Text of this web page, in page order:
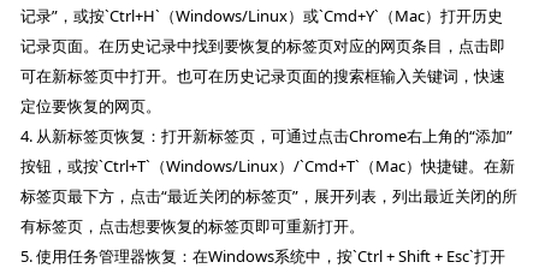
记录”，或按`Ctrl+H`（Windows/Linux）或`Cmd+Y`（Mac）打开历史
记录页面。在历史记录中找到要恢复的标签页对应的网页条目，点击即
可在新标签页中打开。也可在历史记录页面的搜索框输入关键词，快速
定位要恢复的网页。
4. 从新标签页恢复：打开新标签页，可通过点击Chrome右上角的“添加”
按钮，或按`Ctrl+T`（Windows/Linux）/`Cmd+T`（Mac）快捷键。在新
标签页最下方，点击“最近关闭的标签页”，展开列表，列出最近关闭的所
有标签页，点击想要恢复的标签页即可重新打开。
5. 使用任务管理器恢复：在Windows系统中，按`Ctrl + Shift + Esc`打开